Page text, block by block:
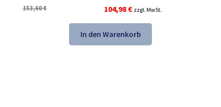
153,60€
Ursprünglicher
Preis
war:
153,60 €
104,98 €Aktueller
Preis
ist:
104,98 €.
zzgl. MwSt.
In den Warenkorb